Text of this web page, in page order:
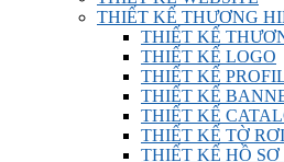
THIẾT KẾ THƯƠNG
THIẾT KẾ
THIẾT KẾ LOGO
THIẾT KẾ
THIẾT KẾ
THIẾT KẾ
THIẾT KẾ TỜ
THIẾT KẾ HỒ